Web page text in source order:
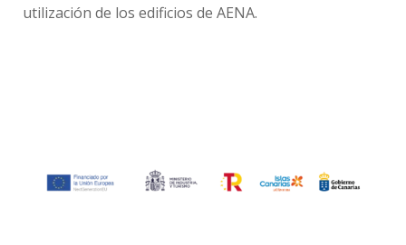
utilización de los edificios de AENA.